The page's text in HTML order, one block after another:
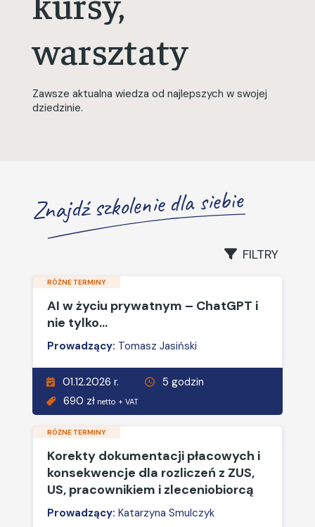
warsztaty
Zawsze aktualna wiedza od najlepszych w swojej
dziedzinie.
Znajdź szkolenie dla siebie
FILTRY
RÓŻNE TERMINY
AI w życiu prywatnym – ChatGPT i
nie tylko…
Prowadzący: Tomasz Jasiński
01.12.2026 r.
5 godzin
690 zł netto + VAT
RÓŻNE TERMINY
Korekty dokumentacji płacowych i
konsekwencje dla rozliczeń z ZUS,
US, pracownikiem i zleceniobiorcą
Prowadzący: Katarzyna Smulczyk